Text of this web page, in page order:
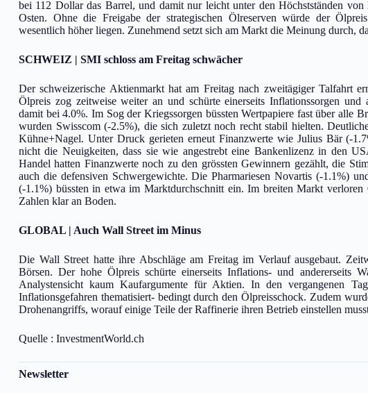
bei 112 Dollar das Barrel, und damit nur leicht unter den Höchstständen
Osten. Ohne die Freigabe der strategischen Ölreserven würde der
wesentlich höher liegen. Zunehmend setzt sich am Markt die Meinung durch,
SCHWEIZ | SMI schloss am Freitag schwächer
Der schweizerische Aktienmarkt hat am Freitag nach zweitägiger Talfahrt
Ölpreis zog zeitweise weiter an und schürte einerseits Inflationssorgen und
damit bei 4.0%. Im Sog der Kriegssorgen büssten Wertpapiere fast über alle
wurden Swisscom (-2.5%), die sich zuletzt noch recht stabil hielten.
Kühne+Nagel. Unter Druck gerieten erneut Finanzwerte wie Julius Bär (-
nicht die Neuigkeiten, dass sie wie angestrebt eine Bankenlizenz in den
Handel hatten Finanzwerte noch zu den grössten Gewinnern gezählt, die
auch die defensiven Schwergewichte. Die Pharmariesen Novartis (-1.1%)
(-1.1%) büssten in etwa im Marktdurchschnitt ein. Im breiten Markt
Zahlen klar an Boden.
GLOBAL | Auch Wall Street im Minus
Die Wall Street hatte ihre Abschläge am Freitag im Verlauf ausgebaut.
Börsen. Der hohe Ölpreis schürte einerseits Inflations- und andererseits
Analystensicht kaum Kaufargumente für Aktien. In den vergangenen
Inflationsgefahren thematisiert- bedingt durch den Ölpreisschock. Zudem
Drohenangriffs, worauf einige Teile der Raffinerie ihren Betrieb einstellen
Quelle : InvestmentWorld.ch
Newsletter